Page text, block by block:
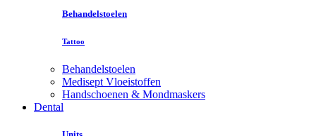
Behandelstoelen
Tattoo
Behandelstoelen
Medisept Vloeistoffen
Handschoenen & Mondmaskers
Dental